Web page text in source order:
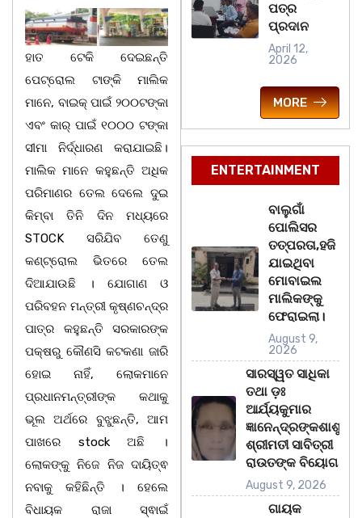
ହାତ ଟେକି ଦେଇଛନ୍ତି
ପେଟ୍ରୋଲ ଟାଙ୍କି ମାଲିକ
ମାନେ, ବାଇକ୍ ପାଇଁ ୨୦୦ଟଙ୍କା
ଏବଂ କାର୍ ପାଇଁ ୧୦୦୦ ଟଙ୍କା
ସୀମା ନିର୍ଦ୍ଧାରଣ କରାଯାଇଛି।
ମାଲିକ ମାନେ କହୁଛନ୍ତି ଅଧିକ
ପରିମାଣର ତେଲ ଦେଲେ ଦୁଇ
କିମ୍ବା ତିନି ଦିନ ମଧ୍ୟରେ
STOCK ସରିଯିବ ତେଣୁ
କଣ୍ଟ୍ରୋଲ ଭିତରେ ତେଲ
ଦିଆଯାଉଛି । ଯୋଗାଣ ଓ
ପରିବହନ ମନ୍ତ୍ରୀ କୃଷ୍ଣଚନ୍ଦ୍ର
ପାତ୍ର କହୁଛନ୍ତି ସରକାରଙ୍କ
ପକ୍ଷରୁ କୌଣସି କଟକଣା ଜାରି
ହୋଇ ନାହିଁ, ଲୋକମାନେ
ପ୍ରଧାନମନ୍ତ୍ରୀଙ୍କ କଥାକୁ
ଭୂଲ ଅର୍ଥରେ ବୁଝୁଛନ୍ତି, ଆମ
ପାଖରେ stock ଅଛି ।
ଲୋକଙ୍କୁ ନିଜେ ନିଜ ଦାୟିତ୍ଵ
ନବାକୁ କହିଛିନ୍ତି । ହେଲେ
ବିଧାୟକ ରାଜା ସ୍ଵାଇଁ
ପତ୍ର
ପ୍ରଦାନ
April 12,
2026
MORE
ENTERTAINMENT
ବାଲୁଗାଁ
ପୋଲିସର
ତତ୍‌ପରତା,ହଜି
ଯାଇଥିବା
ମୋବାଇଲ
ମାଲିକଙ୍କୁ
ଫେରାଇଲା।
August 9,
2026
ସାରସ୍ୱତ ସାଧିକା
ତଥା ଡ଼ଃ
ଆର୍ଯ୍ୟକୁମାର
ଜ୍ଞାନେନ୍ଦ୍ରଙ୍କଶାଶୁ
ଶ୍ରୀମତୀ ସାବିତ୍ରୀ
ରାଉତଙ୍କ ବିୟୋଗ
August 9, 2026
ଗାୟକ